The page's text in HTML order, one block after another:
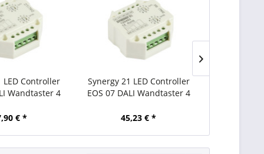
LED Controller
Wandtaster 4
€ *
Synergy 21 LED Controller
EOS 07 DALI Wandtaster 4
45,23 € *